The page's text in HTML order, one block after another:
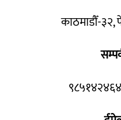
काठमाडौँ-३२,